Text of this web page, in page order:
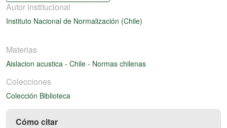
Autor institucional
Instituto Nacional de Normalización (Chile)
Materias
Aislacion acustica - Chile - Normas chilenas
Colecciones
Colección Biblioteca
Cómo citar